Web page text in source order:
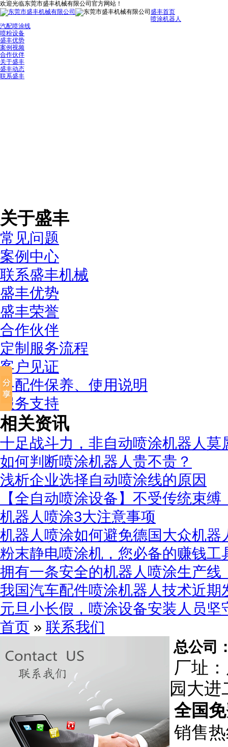
欢迎光临东莞市盛丰机械有限公司官方网站！
盛丰首页
喷涂机器人
汽配喷涂线
喷粉设备
盛丰优势
案例视频
合作伙伴
关于盛丰
盛丰动态
联系盛丰
关于盛丰
常见问题
案例中心
联系盛丰机械
盛丰优势
盛丰荣誉
合作伙伴
定制服务流程
客户见证
各配件保养、使用说明
服务支持
相关资讯
十足战斗力，非自动喷涂机器人莫
如何判断喷涂机器人贵不贵？
浅析企业选择自动喷涂线的原因
【全自动喷涂设备】不受传统束
机器人喷涂3大注意事项
机器人喷涂如何避免德国大众机器
粉末静电喷涂机，您必备的赚钱工
拥有一条安全的机器人喷涂生产线
我国汽车配件喷涂机器人技术近期
元旦小长假，喷涂设备安装人员坚
首页 » 联系我们
总公司
厂址
园大进
全国
销售